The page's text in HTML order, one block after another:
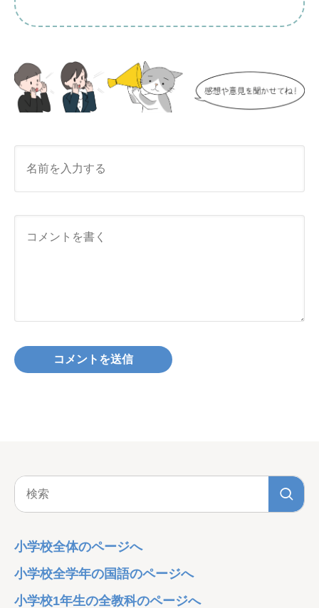
小学校全体のページへ
小学校全学年の国語のページへ
小学校1年生の全教科のページへ